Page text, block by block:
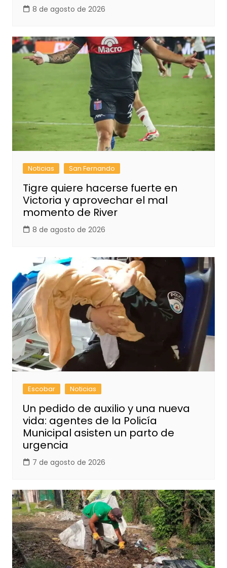
8 de agosto de 2026
Noticias San Fernando
Tigre quiere hacerse fuerte en
Victoria y aprovechar el mal
momento de River
8 de agosto de 2026
Escobar Noticias
Un pedido de auxilio y una nueva
vida: agentes de la Policía
Municipal asisten un parto de
urgencia
7 de agosto de 2026